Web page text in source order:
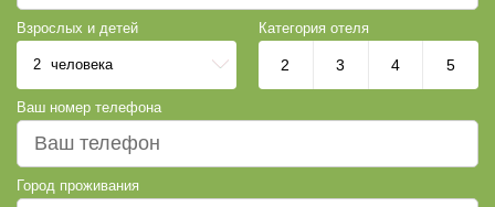
Взрослых и детей
2 человека
Категория отеля
2 3 4 5
Ваш номер телефона
Город проживания